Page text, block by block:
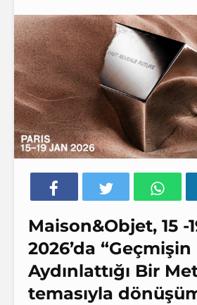
Maison&Objet, 15 -
2026’da
Aydınlattığı Bir
temasıyla